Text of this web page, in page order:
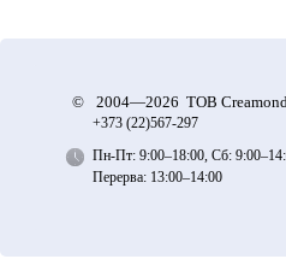
© 2004—2026 ТОВ
+373 (22)567-297
Пн-Пт: 9:00–18:00, Сб:
Перерва: 13:00–14:00